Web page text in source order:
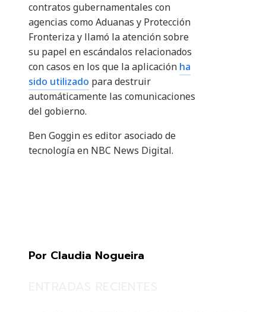
contratos gubernamentales con
agencias como Aduanas y Protección
Fronteriza y llamó la atención sobre
su papel en escándalos relacionados
con casos en los que la aplicación ha
sido utilizado para destruir
automáticamente las comunicaciones
del gobierno.
Ben Goggin es editor asociado de
tecnología en NBC News Digital.
Por Claudia Nogueira